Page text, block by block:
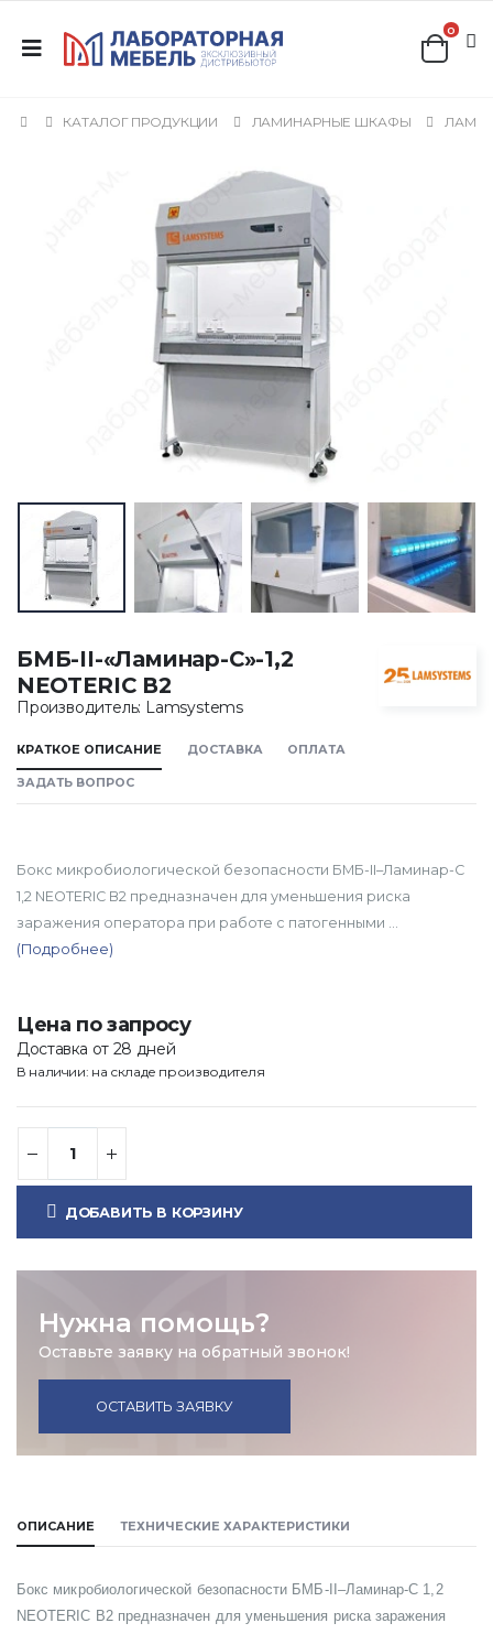
0
КАТАЛОГ ПРОДУКЦИИ ЛАМИНАРНЫЕ ШКАФЫ
БМБ-II-«Ламинар-С»-1,2
NEOTERIC В2
Производитель: Lamsystems
КРАТКОЕ ОПИСАНИЕ ДОСТАВКА ОПЛАТА
ЗАДАТЬ ВОПРОС
Бокс микробиологической безопасности БМБ-II–Ламинар-С
1,2 NEOTERIC В2 предназначен для уменьшения риска
заражения оператора при работе с патогенными ...
(Подробнее)
Цена по запросу
Доставка от 28 дней
В наличии: на складе производителя
ДОБАВИТЬ В КОРЗИНУ
Нужна помощь?
Оставьте заявку на обратный звонок!
ОСТАВИТЬ ЗАЯВКУ
ОПИСАНИЕ ТЕХНИЧЕСКИЕ ХАРАКТЕРИСТИКИ
Бокс микробиологической безопасности БМБ-II–Ламинар-С 1,2
NEOTERIC В2 предназначен для уменьшения риска заражения